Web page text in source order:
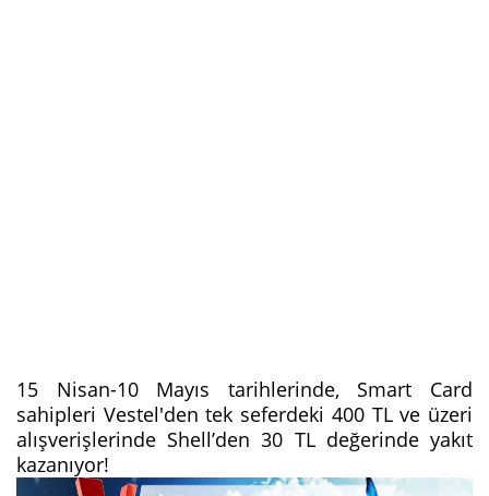
15 Nisan-10 Mayıs tarihlerinde, Smart Card
sahipleri Vestel'den tek seferdeki 400 TL ve üzeri
alışverişlerinde Shell’den 30 TL değerinde yakıt
kazanıyor!